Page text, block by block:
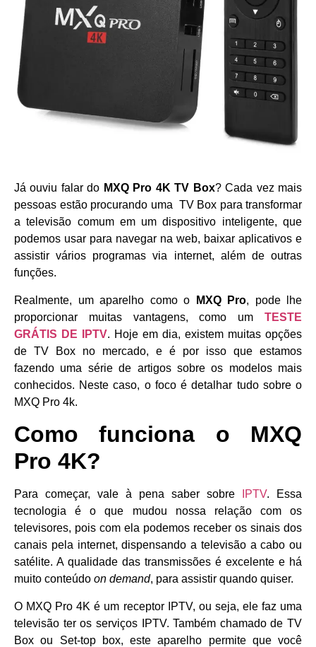
Já ouviu falar do MXQ Pro 4K TV Box? Cada vez mais
pessoas estão procurando uma TV Box para transformar
a televisão comum em um dispositivo inteligente, que
podemos usar para navegar na web, baixar aplicativos e
assistir vários programas via internet, além de outras
funções.
Realmente, um aparelho como o MXQ Pro, pode lhe
proporcionar muitas vantagens, como um TESTE
GRÁTIS DE IPTV. Hoje em dia, existem muitas opções
de TV Box no mercado, e é por isso que estamos
fazendo uma série de artigos sobre os modelos mais
conhecidos. Neste caso, o foco é detalhar tudo sobre o
MXQ Pro 4k.
Como funciona o MXQ
Pro 4K?
Para começar, vale à pena saber sobre IPTV. Essa
tecnologia é o que mudou nossa relação com os
televisores, pois com ela podemos receber os sinais dos
canais pela internet, dispensando a televisão a cabo ou
satélite. A qualidade das transmissões é excelente e há
muito conteúdo on demand, para assistir quando quiser.
O MXQ Pro 4K é um receptor IPTV, ou seja, ele faz uma
televisão ter os serviços IPTV. Também chamado de TV
Box ou Set-top box, este aparelho permite que você